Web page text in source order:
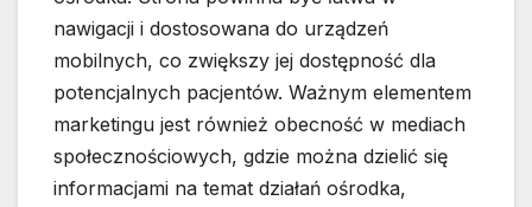
nawigacji i dostosowana do urządzeń
mobilnych, co zwiększy jej dostępność dla
potencjalnych pacjentów. Ważnym elementem
marketingu jest również obecność w mediach
społecznościowych, gdzie można dzielić się
informacjami na temat działań ośrodka,